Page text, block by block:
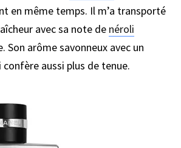
en même temps. Il m’a transporté
avec sa note de néroli
Son arôme savonneux avec un
aussi plus de tenue.